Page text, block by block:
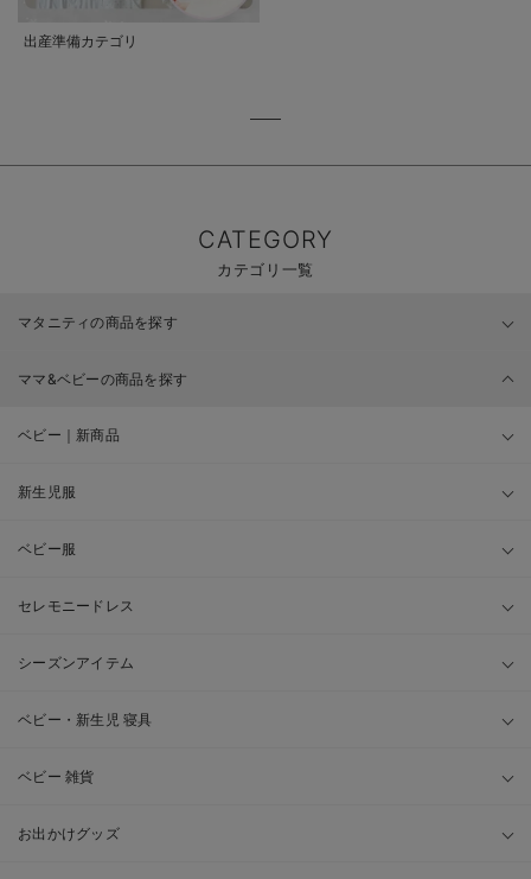
出産準備カテゴリ
CATEGORY
カテゴリ一覧
マタニティの商品を探す
ママ&ベビーの商品を探す
ベビー｜新商品
新生児服
ベビー服
セレモニードレス
シーズンアイテム
ベビー・新生児 寝具
ベビー 雑貨
お出かけグッズ